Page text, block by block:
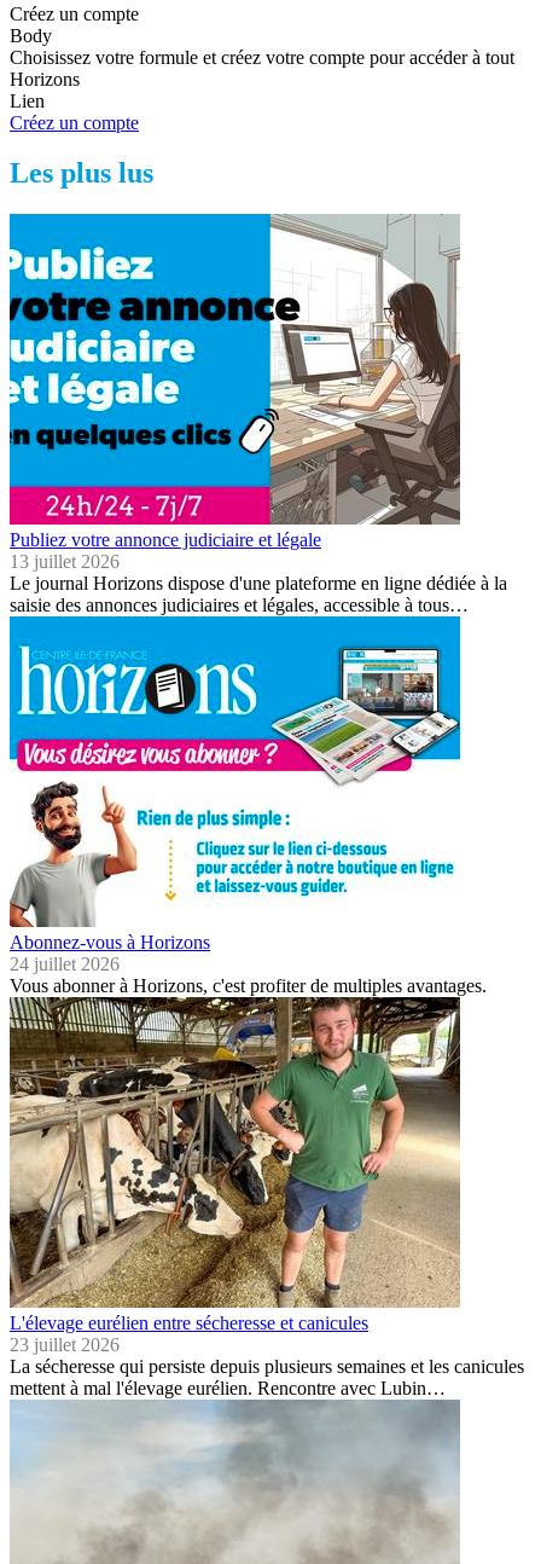
Créez un compte
Body
Choisissez votre formule et créez votre compte pour accéder à tout
Horizons
Lien
Créez un compte
Les plus lus
Publiez votre annonce judiciaire et légale
13 juillet 2026
Le journal Horizons dispose d'une plateforme en ligne dédiée à la
saisie des annonces judiciaires et légales, accessible à tous…
Abonnez-vous à Horizons
24 juillet 2026
Vous abonner à Horizons, c'est profiter de multiples avantages.
L'élevage eurélien entre sécheresse et canicules
23 juillet 2026
La sécheresse qui persiste depuis plusieurs semaines et les canicules
mettent à mal l'élevage eurélien. Rencontre avec Lubin…